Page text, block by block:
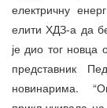
електричну
елити ХДЗ-а да
је дио тог новца
представник
новинарима.